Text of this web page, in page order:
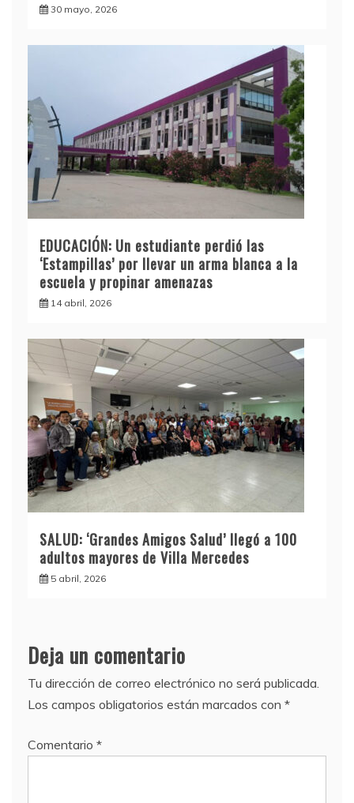
30 mayo, 2026
EDUCACIÓN: Un estudiante perdió las
‘Estampillas’ por llevar un arma blanca a la
escuela y propinar amenazas
14 abril, 2026
SALUD: ‘Grandes Amigos Salud’ llegó a 100
adultos mayores de Villa Mercedes
5 abril, 2026
Deja un comentario
Tu dirección de correo electrónico no será publicada.
Los campos obligatorios están marcados con *
Comentario *